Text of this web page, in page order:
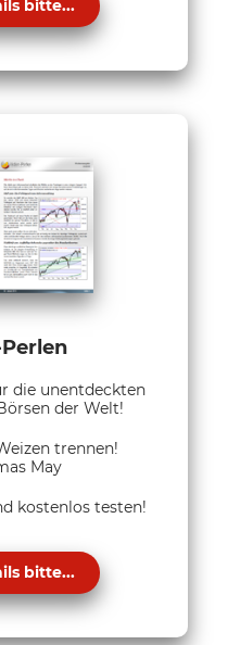
bitte...
die unentdeckten
der Welt!
trennen!
May
kostenlos testen!
bitte...